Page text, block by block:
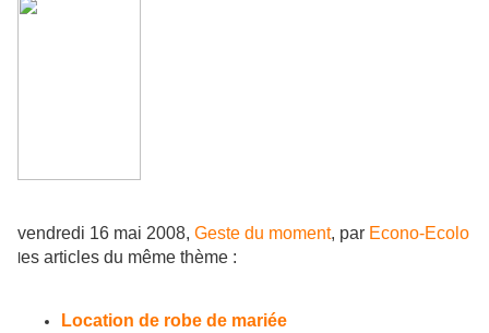
vendredi 16 mai 2008, Geste du moment, par Econo-Ecolo
les articles du même thème :
Location de robe de mariée